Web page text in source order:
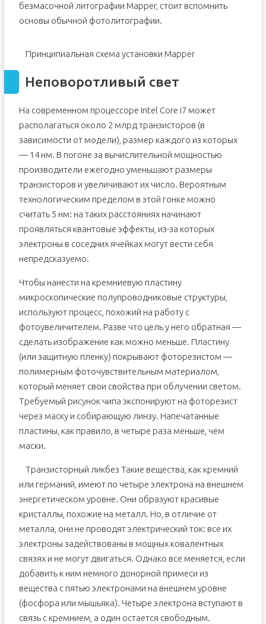
безмасочной литографии Mapper, стоит вспомнить
основы обычной фотолитографии.
Принципиальная схема установки Mapper
Неповоротливый свет
На современном процессоре Intel Core i7 может
располагаться около 2 млрд транзисторов (в
зависимости от модели), размер каждого из которых
— 14 нм. В погоне за вычислительной мощностью
производители ежегодно уменьшают размеры
транзисторов и увеличивают их число. Вероятным
технологическим пределом в этой гонке можно
считать 5 нм: на таких расстояниях начинают
проявляться квантовые эффекты, из-за которых
электроны в соседних ячейках могут вести себя
непредсказуемо.
Чтобы нанести на кремниевую пластину
микроскопические полупроводниковые структуры,
используют процесс, похожий на работу с
фотоувеличителем. Разве что цель у него обратная —
сделать изображение как можно меньше. Пластину
(или защитную пленку) покрывают фоторезистом —
полимерным фоточувствительным материалом,
который меняет свои свойства при облучении светом.
Требуемый рисунок чипа экспонируют на фоторезист
через маску и собирающую линзу. Напечатанные
пластины, как правило, в четыре раза меньше, чем
маски.
Транзисторный ликбез Такие вещества, как кремний
или германий, имеют по четыре электрона на внешнем
энергетическом уровне. Они образуют красивые
кристаллы, похожие на металл. Но, в отличие от
металла, они не проводят электрический ток: все их
электроны задействованы в мощных ковалентных
связях и не могут двигаться. Однако все меняется, если
добавить к ним немного донорной примеси из
вещества с пятью электронами на внешнем уровне
(фосфора или мышьяка). Четыре электрона вступают в
связь с кремнием, а один остается свободным.